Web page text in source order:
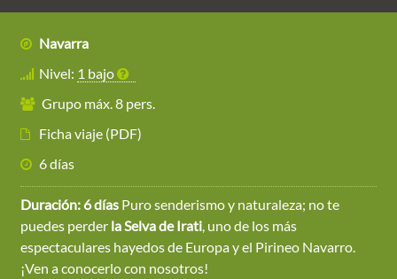
Navarra
Nivel: 1 bajo
Grupo máx. 8 pers.
Ficha viaje (PDF)
6 días
Duración: 6 días Puro senderismo y naturaleza; no te
puedes perder la Selva de Irati, uno de los más
espectaculares hayedos de Europa y el Pirineo Navarro.
¡Ven a conocerlo con nosotros!